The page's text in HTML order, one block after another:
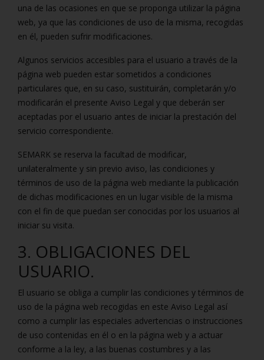
una de las ocasiones en que se proponga utilizar la página
web, ya que las condiciones de uso de la misma, recogidas
en él, pueden sufrir modificaciones.
Algunos servicios accesibles para el usuario a través de la
página web pueden estar sometidos a condiciones
particulares que, en su caso, sustituirán, completarán y/o
modificarán el presente Aviso Legal y que deberán ser
aceptadas por el usuario antes de iniciar la prestación del
servicio correspondiente.
SEMARK se reserva la facultad de modificar,
unilateralmente y sin previo aviso, las condiciones y
términos de uso de la página web mediante la publicación
de dichas modificaciones en un lugar visible de la misma
con el fin de que puedan ser conocidas por los usuarios al
iniciar su visita.
3. OBLIGACIONES DEL
USUARIO.
El usuario se obliga a cumplir las condiciones y términos de
uso de la página web recogidas en este Aviso Legal así
como a cumplir las especiales advertencias o instrucciones
de uso contenidas en él o en la página web y a actuar
conforme a la ley, a las buenas costumbres y a las